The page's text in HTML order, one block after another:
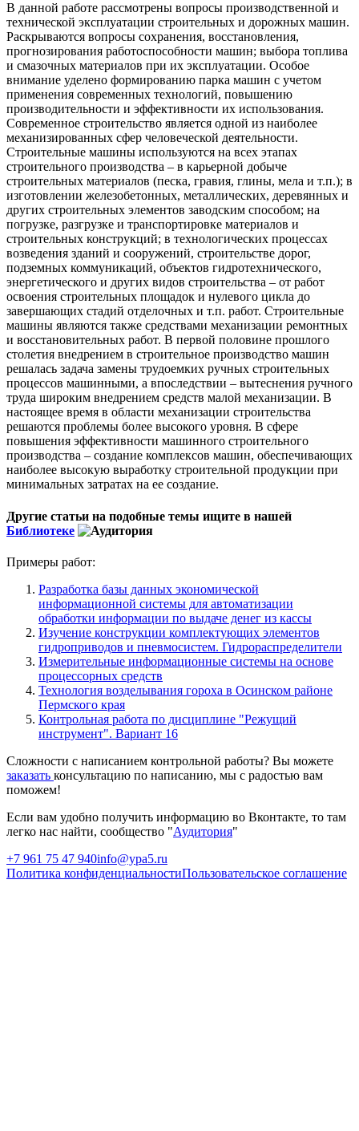
В данной работе рассмотрены вопросы производственной и
технической эксплуатации строительных и дорожных машин.
Раскрываются вопросы сохранения, восстановления,
прогнозирования работоспособности машин; выбора топлива
и смазочных материалов при их эксплуатации. Особое
внимание уделено формированию парка машин с учетом
применения современных технологий, повышению
производительности и эффективности их использования.
Современное строительство является одной из наиболее
механизированных сфер человеческой деятельности.
Строительные машины используются на всех этапах
строительного производства – в карьерной добыче
строительных материалов (песка, гравия, глины, мела и т.п.); в
изготовлении железобетонных, металлических, деревянных и
других строительных элементов заводским способом; на
погрузке, разгрузке и транспортировке материалов и
строительных конструкций; в технологических процессах
возведения зданий и сооружений, строительстве дорог,
подземных коммуникаций, объектов гидротехнического,
энергетического и других видов строительства – от работ
освоения строительных площадок и нулевого цикла до
завершающих стадий отделочных и т.п. работ. Строительные
машины являются также средствами механизации ремонтных
и восстановительных работ. В первой половине прошлого
столетия внедрением в строительное производство машин
решалась задача замены трудоемких ручных строительных
процессов машинными, а впоследствии – вытеснения ручного
труда широким внедрением средств малой механизации. В
настоящее время в области механизации строительства
решаются проблемы более высокого уровня. В сфере
повышения эффективности машинного строительного
производства – создание комплексов машин, обеспечивающих
наиболее высокую выработку строительной продукции при
минимальных затратах на ее создание.
Другие статьи на подобные темы ищите в нашей
Библиотеке
Примеры работ:
Разработка базы данных экономической
информационной системы для автоматизации
обработки информации по выдаче денег из кассы
Изучение конструкции комплектующих элементов
гидроприводов и пневмосистем. Гидрораспределители
Измерительные информационные системы на основе
процессорных средств
Технология возделывания гороха в Осинском районе
Пермского края
Контрольная работа по дисциплине "Режущий
инструмент". Вариант 16
Сложности с написанием контрольной работы? Вы можете
заказать консультацию по написанию, мы с радостью вам
поможем!
Если вам удобно получить информацию во Вконтакте, то там
легко нас найти, сообщество "Аудитория"
+7 961 75 47 940info@ypa5.ru
Политика конфиденциальностиПользовательское соглашение